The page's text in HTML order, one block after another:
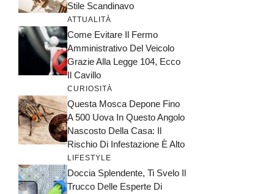
Stile Scandinavo
ATTUALITÀ
Come Evitare Il Fermo
Amministrativo Del Veicolo
Grazie Alla Legge 104, Ecco
Il Cavillo
CURIOSITÀ
Questa Mosca Depone Fino
A 500 Uova In Questo Angolo
Nascosto Della Casa: Il
Rischio Di Infestazione È Alto
LIFESTYLE
Doccia Splendente, Ti Svelo Il
Trucco Delle Esperte Di